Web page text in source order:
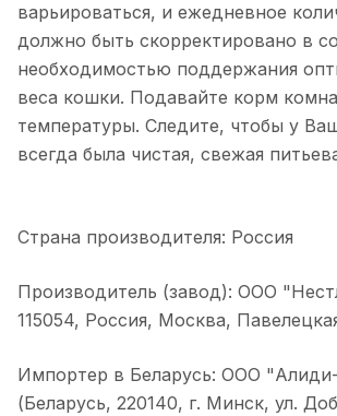
варьироваться, и ежедневное
должно быть скорректировано в
необходимостью поддержания
веса кошки. Подавайте корм
температуры. Следите, чтобы у
всегда была чистая, свежая
Страна производителя: Россия
Производитель (завод): ООО
115054, Россия, Москва,
Импортер в Беларусь: ООО
(Беларусь, 220140, г. Минск, ул.